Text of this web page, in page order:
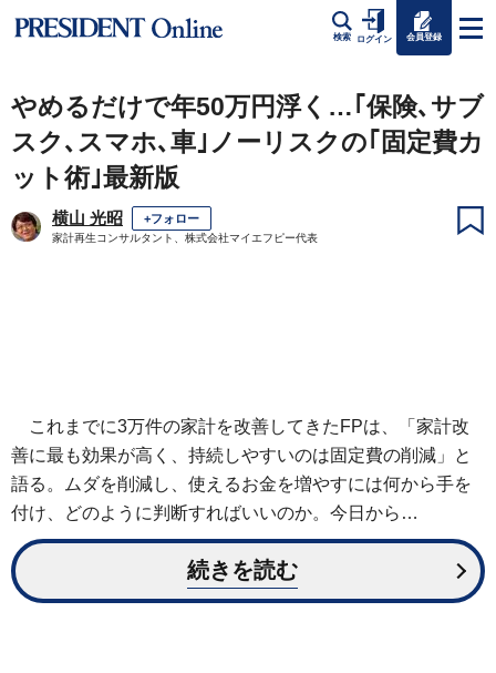
検索 ログイン 会員登録
やめるだけで年50万円浮く…｢保険､サブ
スク､スマホ､車｣ノーリスクの｢固定費カ
ット術｣最新版
横山 光昭 +フォロー
家計再生コンサルタント、株式会社マイエフピー代表
これまでに3万件の家計を改善してきたFPは、「家計改
善に最も効果が高く、持続しやすいのは固定費の削減」と
語る。ムダを削減し、使えるお金を増やすには何から手を
付け、どのように判断すればいいのか。今日から…
続きを読む